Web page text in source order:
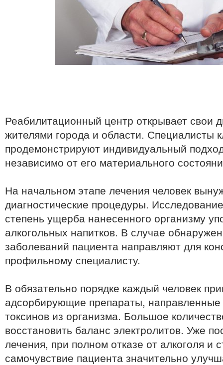
Реабилитационный центр открывает свои
жителями города и области. Специалисты
продемонстрируют индивидуальный
независимо от его материального
На начальном этапе лечения человек
диагностические процедуры.
степень ущерба нанесенного организму
алкогольных напитков. В случае
заболеваний пациента направляют для
профильному специалисту.
В обязательно порядке каждый человек
адсорбирующие препараты,
токсинов из организма. Большое
восстановить баланс электролитов. Уже
лечения, при полном отказе от алкоголя и
самочувствие пациента значительно